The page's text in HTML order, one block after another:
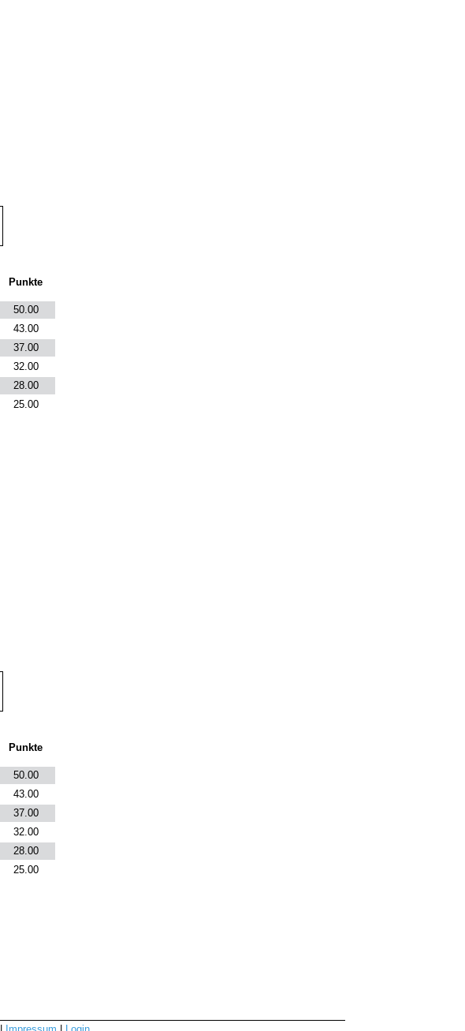
Punkte
50.00
43.00
37.00
32.00
28.00
25.00
Punkte
50.00
43.00
37.00
32.00
28.00
25.00